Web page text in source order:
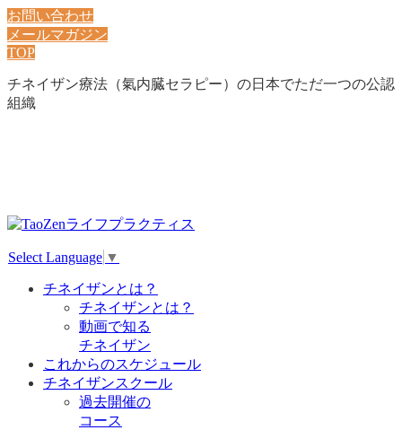
お問い合わせ
メールマガジン
TOP
チネイザン療法（氣内臓セラピー）の日本でただ一つの公認
組織
Select Language ▼
チネイザンとは？
チネイザンとは？
動画で知る
チネイザン
これからのスケジュール
チネイザンスクール
過去開催の
コース